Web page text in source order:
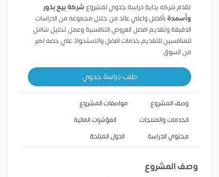
تقدم شركه بداية دراسة جدوي لمشروعشركة بيع بذور
وأسمدةبأفضل واعلي عائد من خلال مجموعه من الدراسات
الدقيقة وتقديم افضل العروض التنافسية وعمل تحليل شامل
للمنافسين للتقديم خدمات افضل والاستحواذ علي حصه اكبر
من السوق
طلب دراسة جدوي
وصف المشروع
مواصفات المشروع
الخدمات والمنتجات
المؤشرات المالية
محتوي الدراسة
الدول المتاحة
وصف المشروع